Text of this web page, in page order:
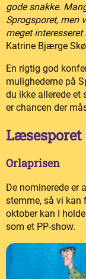
gode snakke.
Sprogsporet, men
meget interesseret
Katrine Bjærge
En rigtig god
mulighederne på
du ikke allerede et
er chancen der
Læsesporet
Orlaprisen
De nominerede er
stemme, så vi kan
oktober kan I
som et PP-show.